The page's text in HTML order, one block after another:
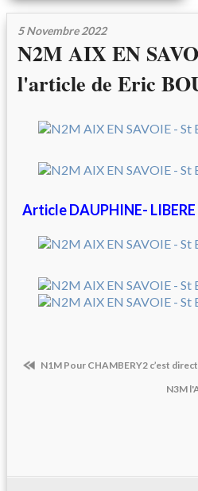
5 Novembre 2022
N2M AIX EN
l'article de Eric
Article DAUPHINE-
N1M Pour CHAMBERY2 c’est
N3M